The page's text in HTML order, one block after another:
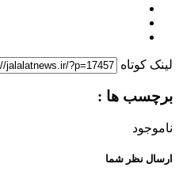
لینک کوتاه
برچسب ها :
ناموجود
ارسال نظر شما